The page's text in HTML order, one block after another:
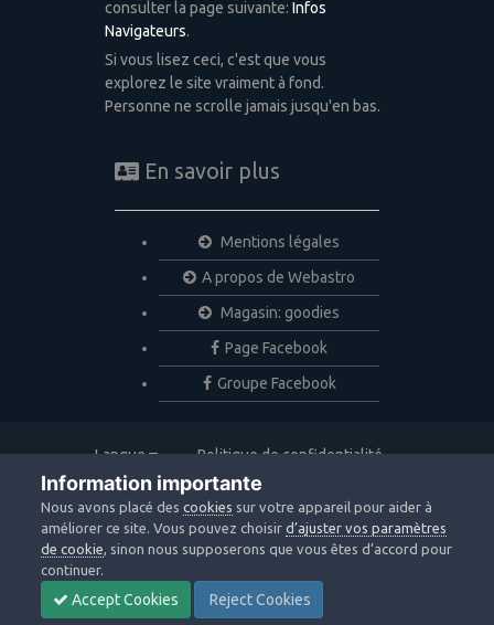
consulter la page suivante: Infos
Navigateurs.
Si vous lisez ceci, c'est que vous
explorez le site vraiment à fond.
Personne ne scrolle jamais jusqu'en bas.
En savoir plus
Mentions légales
A propos de Webastro
Magasin: goodies
Page Facebook
Groupe Facebook
Langue
Politique de confidentialité
Nous contacter
Copyright © 2020 Webastro
Powered by Invision Community
Information importante
Nous avons placé descookies sur votre appareil pour aider à
améliorer ce site. Vous pouvez choisird’ajuster vos paramètres
de cookie, sinon nous supposerons que vous êtes d’accord pour
continuer.
Accept Cookies Reject Cookies